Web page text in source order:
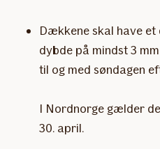
Dækkene skal have
dybde på mindst 3
til og med søndagen
I Nordnorge gælder
30. april.